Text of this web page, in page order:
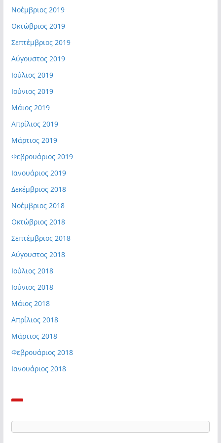
Νοέμβριος 2019
Οκτώβριος 2019
Σεπτέμβριος 2019
Αύγουστος 2019
Ιούλιος 2019
Ιούνιος 2019
Μάιος 2019
Απρίλιος 2019
Μάρτιος 2019
Φεβρουάριος 2019
Ιανουάριος 2019
Δεκέμβριος 2018
Νοέμβριος 2018
Οκτώβριος 2018
Σεπτέμβριος 2018
Αύγουστος 2018
Ιούλιος 2018
Ιούνιος 2018
Μάιος 2018
Απρίλιος 2018
Μάρτιος 2018
Φεβρουάριος 2018
Ιανουάριος 2018